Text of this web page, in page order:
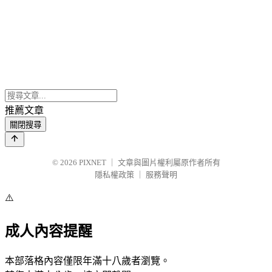
推薦文章
關閉搜尋
© 2026 PIXNET
文章與圖片權利屬原作者所有
隱私權政策
服務聲明
⚠️
成人內容提醒
本部落格內容僅限年滿十八歲者瀏覽。